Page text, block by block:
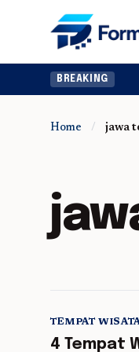
BREAKING
Home / jawa
TEMPAT
4 Tempat